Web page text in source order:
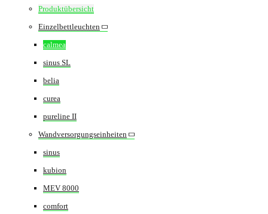
Produktübersicht
Einzelbettleuchten
calmea
sinus SL
belia
curea
pureline II
Wandversorgungseinheiten
sinus
kubion
MEV 8000
comfort